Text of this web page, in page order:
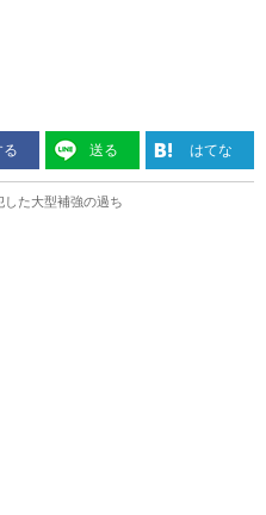
る 送る はてな
た大型補強の過ち